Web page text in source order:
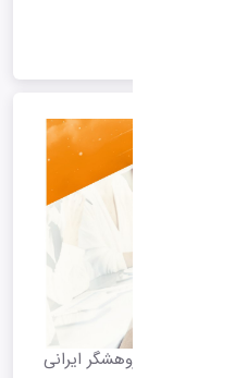
باگ خطرناک در پردازنده اینتل و AMD توسط پژوهشگر ایرانی